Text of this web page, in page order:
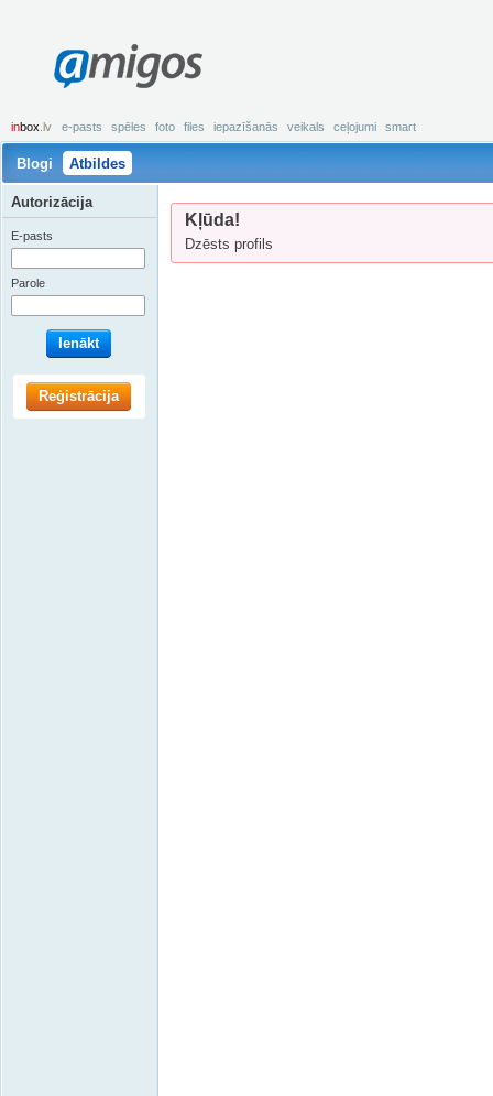
amigos
inbox .lv e-pasts spēles foto files iepazīšanās veikals ceļojumi smart
Blogi Atbildes
Kļūda!
Dzēsts profils
Autorizācija
E-pasts
Parole
Ienākt
Reģistrācija